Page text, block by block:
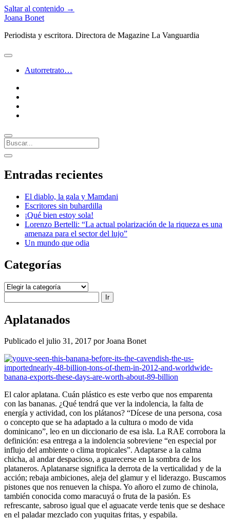
Saltar al contenido →
Joana Bonet
Periodista y escritora. Directora de Magazine La Vanguardia
abrir
Autorretrato…
Buscar
Barra
lateral
abrir
lateral
Entradas recientes
El diablo, la gala y Mamdani
Escritores sin buhardilla
¡Qué bien estoy sola!
Lorenzo Bertelli: “La actual polarización de la riqueza es una
amenaza para el sector del lujo”
Un mundo que odia
Categorías
Categorías
Aplatanados
Publicado el julio 31, 2017 por Joana Bonet
El calor aplatana. Cuán plástico es este verbo que nos emparenta
con las bananas. ¿Qué tendrá que ver la indolencia, la falta de
energía y actividad, con los plátanos? “Dícese de una persona, cosa
o concepto que se ha adaptado a la cultura o modo de vida
dominicano”, leo en un diccionario de esa isla. La RAE corrobora la
definición: esa entrega a la indolencia sobreviene “en especial por
influjo del ambiente o clima tropicales”. Adaptarse a la calma
chicha, al andar despacioso, a guarecerse en la sombra de los
plataneros. Aplatanarse significa la derrota de la verticalidad y de la
acción; rebaja ambiciones, aleja del glamur y el liderazgo. Buscamos
pistones que nos renueven la chispa. Yo añoro el zumo de chinola,
también conocida como maracuyá o fruta de la pasión. Es
refrescante, sabroso igual que el aguacate verde tenis que se deshace
en el paladar mezclado con yuquitas fritas, y espabila.